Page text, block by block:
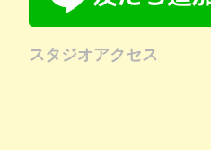
スタジオアクセス